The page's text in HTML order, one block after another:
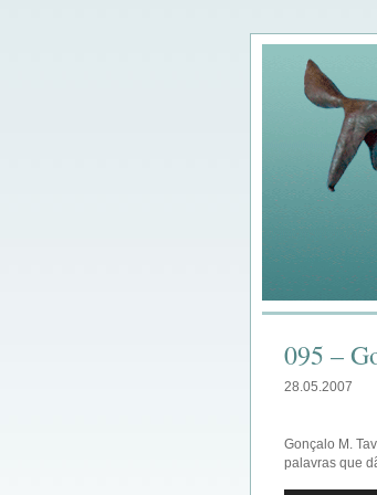
095 –
28.05.2007
Gonçalo M.
palavras que